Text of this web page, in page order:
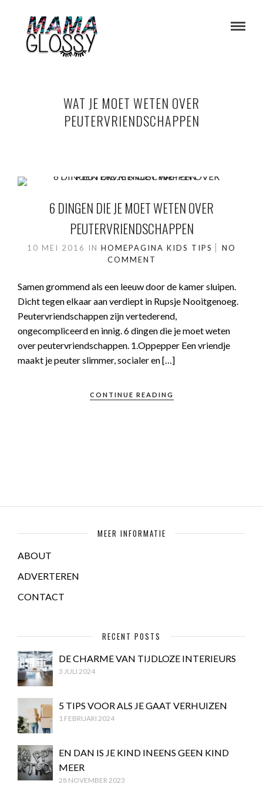
WAT JE MOET WETEN OVER
PEUTERVRIENDSCHAPPEN
6 DINGEN DIE JE MOET WETEN OVER
PEUTERVRIENDSCHAPPEN
10 MEI 2016 IN HOMEPAGINA KIDS TIPS
NO
COMMENT
Samen grommend als een leeuw door de kamer sluipen.
Dicht tegen elkaar aan verdiept in Rupsje Nooitgenoeg.
Peutervriendschappen zijn vertederend,
ongecompliceerd en innig. 6 dingen die je moet weten
over peutervriendschappen. 1.Oppepper Een vriendje
maakt je peuter slimmer, socialer en […]
CONTINUE READING
MEER INFORMATIE
ABOUT
ADVERTEREN
CONTACT
RECENT POSTS
DE CHARME VAN TIJDLOZE INTERIEURS
3 JULI 2024
5 TIPS VOOR ALS JE GAAT VERHUIZEN
1 FEBRUARI 2024
EN DAN IS JE KIND INEENS GEEN KIND
MEER
28 NOVEMBER 2023